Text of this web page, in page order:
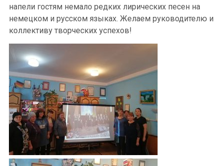
напели гостям немало редких лирических песен на
немецком и русском языках. Желаем руководителю и
коллективу творческих успехов!